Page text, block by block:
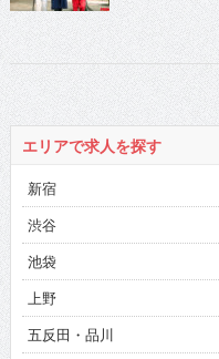
エリアで求人を探す
新宿
渋谷
池袋
上野
五反田・品川